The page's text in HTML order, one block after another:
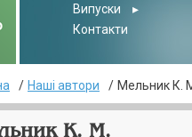
Випуски
▸
Контакти
Наші автори Мельник К.
К. М.